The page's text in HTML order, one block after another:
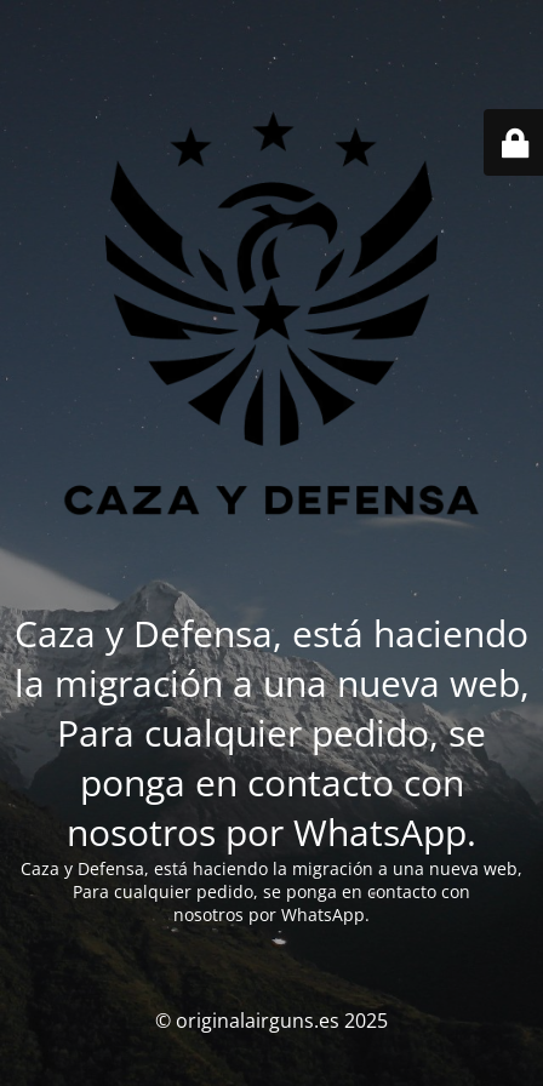
Caza y Defensa, está haciendo
la migración a una nueva web,
Para cualquier pedido, se
ponga en contacto con
nosotros por WhatsApp.
Caza y Defensa, está haciendo la migración a una nueva web,
Para cualquier pedido, se ponga en contacto con
nosotros por WhatsApp.
© originalairguns.es 2025